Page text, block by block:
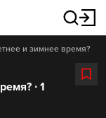
и зимнее время?
∙ 1